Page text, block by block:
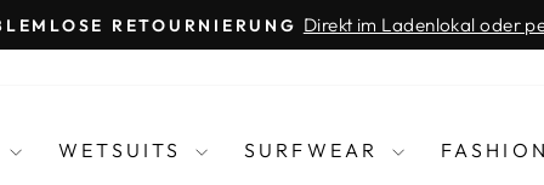
Pause
RETOURNIERUNG Direkt im Ladenlokal oder
WETSUITS SURFWEAR FASHION